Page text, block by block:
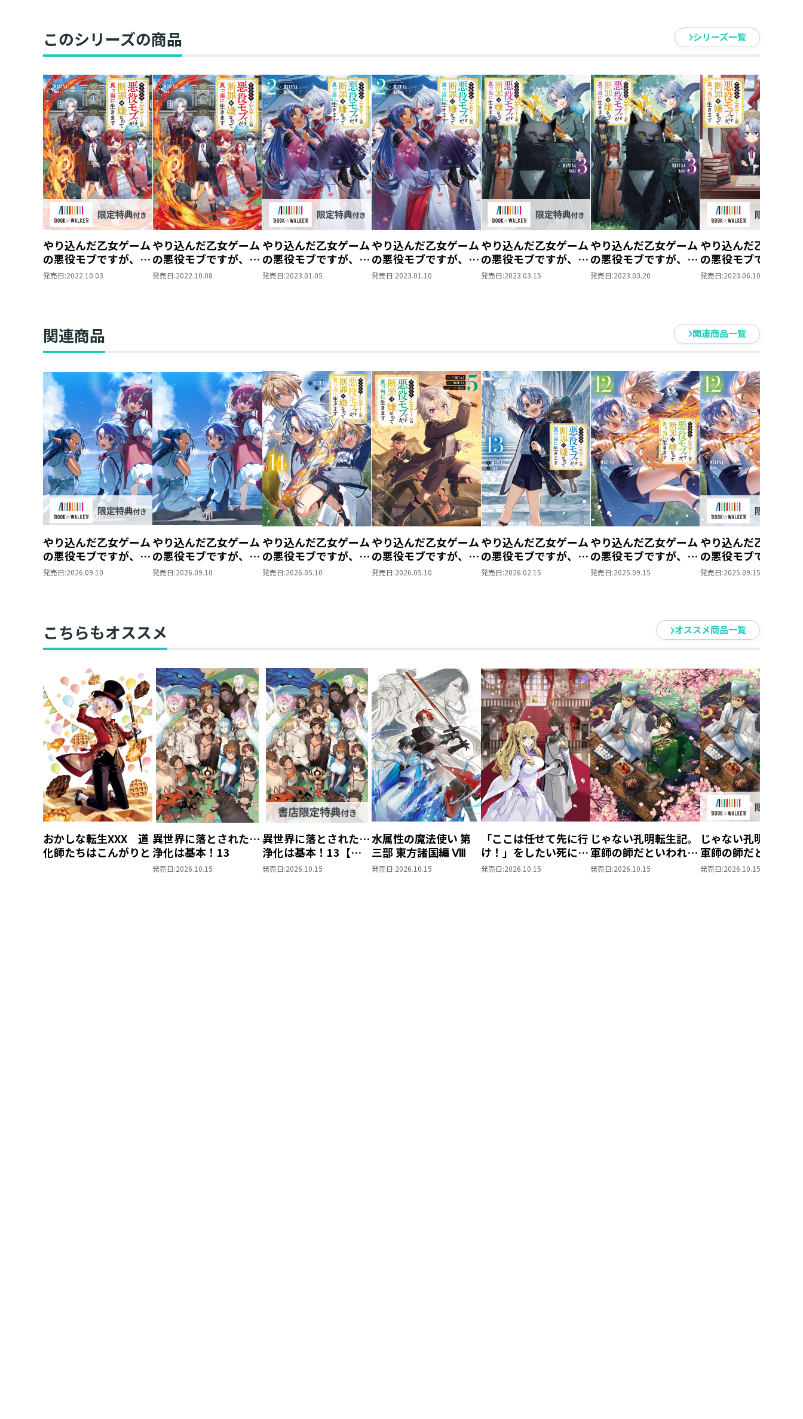
※同時購入特典は準備数に限りがございます。事前の告知なく販売を終了す
【小説情報】
シリーズ累計45万部突破！（電子書籍含む）
第１０回ネット小説大賞受賞の大人気作！
「小説家になろう」年間１位！（ファンタジー異世界転生/転移ランキング/
２０２３年１月時点）
&１億PV突破！
書き下ろし番外編収録！
未来の断罪回避と母の治療、そして領地の発展のため、獣人国ズベーラで
外交の旅を続けるリッドは、獣王セクメトスが治める猫人族領に訪れてい
た。
決め全力で応える。
獣化と魔法が激突する死闘、拳で語り合い──互いの実力を認め合った２
人の距離は急速に縮まって！？
「僕達、今日から家族だろ？」
“型破りな腹黒神童”のハートフル家族再創造計画、第14弾！
【コミックス情報】
シリーズ累計４５万部突破！（電子書籍含む）
「未来を作るのは僕たちだ！」
渦巻くエゴと悪意を断ち切れ！
断罪回避を目指す悪役革命児の家族再生ファンタジー第５巻！
描き下ろし漫画＆原作・MIZUNA先生による書き下ろし小説をW収録！
リッドの悪評を吹聴し、婚約を辞退させる目論みが外れたノリスは、つい
「――お前だけは絶対に許さない！」
大切な家族への危機を悟ったリッドは激怒し、常識外れの強力な魔法を繰
り出して……！？
渦巻くエゴと悪意を断ち切れ！
悪役革命児が巻き起こすハートフル家族再生ファンタジー、第５巻！
体裁 ： 単行本・ソフトカバー
発行元 ： TOブックス
著 ：MIZUNA
イラスト ：Ruki
漫画 ：戸張ちょも
このシリーズの商品 シリーズ一覧
やり込んだ乙女ゲーム
の悪役モブですが、断
罪は嫌なので真っ当に
電子書籍限定SS付
き】
発売日:2022.10.03
やり込んだ乙女ゲーム
の悪役モブですが、断
罪は嫌なので真っ当に
発売日:2022.10.08
やり込んだ乙女ゲーム
の悪役モブですが、断
罪は嫌なので真っ当に
発売日:2023.01.05
やり込んだ乙女ゲーム
の悪役モブですが、断
罪は嫌なので真っ当に
発売日:2023.01.10
やり込んだ乙女ゲーム
の悪役モブですが、断
罪は嫌なので真っ当に
発売日:2023.03.15
やり込んだ乙女ゲーム
の悪役モブですが、断
罪は嫌なので真っ当に
発売日:2023.03.20
やり込んだ乙女ゲー
の悪役モブですが、
罪は嫌なので真っ当
電子書籍限定SS付
き】
発売日:2023.06.10
関連商品 関連商品一覧
やり込んだ乙女ゲーム
の悪役モブですが、断
罪は嫌なので真っ当に
き】
発売日:2026.09.10
やり込んだ乙女ゲーム
の悪役モブですが、断
罪は嫌なので真っ当に
発売日:2026.09.10
やり込んだ乙女ゲーム
の悪役モブですが、断
罪は嫌なので真っ当に
発売日:2026.05.10
やり込んだ乙女ゲーム
の悪役モブですが、断
罪は嫌なので真っ当に
発売日:2026.05.10
やり込んだ乙女ゲーム
の悪役モブですが、断
罪は嫌なので真っ当に
発売日:2026.02.15
やり込んだ乙女ゲーム
の悪役モブですが、断
罪は嫌なので真っ当に
発売日:2025.09.15
やり込んだ乙女ゲー
の悪役モブですが、
罪は嫌なので真っ当
電子書籍限定SS付
き】
発売日:2025.09.15
こちらもオススメ オススメ商品一覧
おかしな転生XXX 道
化師たちはこんがりと
異世界に落とされた…
浄化は基本！13
発売日:2026.10.15
異世界に落とされた…
浄化は基本！13【ピ
ッコマ限定SS付き】
発売日:2026.10.15
水属性の魔法使い 第
三部 東方諸国編 Ⅷ
発売日:2026.10.15
「ここは任せて先に行
け！」をしたい死にた
がりの望まぬ宇宙下剋
発売日:2026.10.15
じゃない孔明転生記。
軍師の師だといわれま
しても5
発売日:2026.10.15
じゃない孔明転生記
軍師の師だといわれ
しても
発売日:2026.10.15